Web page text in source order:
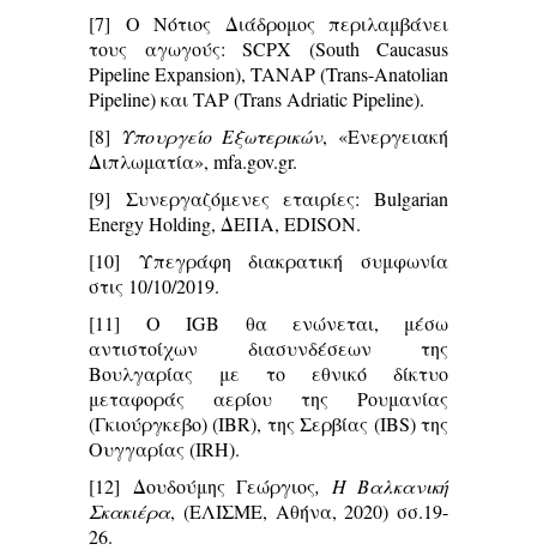
[7] Ο Νότιος Διάδρομος περιλαμβάνει
τους αγωγούς: SCPX (South Caucasus
Pipeline Expansion), TANAP (Trans-Anatolian
Pipeline) και TAP (Trans Adriatic Pipeline).
[8] Υπουργείο Εξωτερικών, «Ενεργειακή
Διπλωματία», mfa.gov.gr.
[9] Συνεργαζόμενες εταιρίες: Bulgarian
Energy Holding, ΔΕΠΑ, EDISON.
[10] Υπεγράφη διακρατική συμφωνία
στις 10/10/2019.
[11] Ο IGB θα ενώνεται, μέσω
αντιστοίχων διασυνδέσεων της
Βουλγαρίας με το εθνικό δίκτυο
μεταφοράς αερίου της Ρουμανίας
(Γκιούργκεβο) (IBR), της Σερβίας (IBS) της
Ουγγαρίας (IRH).
[12] Δουδούμης Γεώργιος, Η Βαλκανική
Σκακιέρα, (ΕΛΙΣΜΕ, Αθήνα, 2020) σσ.19-
26.